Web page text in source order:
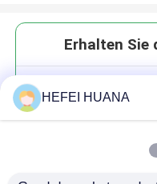
Erhalten Sie
HEFEI HUANA